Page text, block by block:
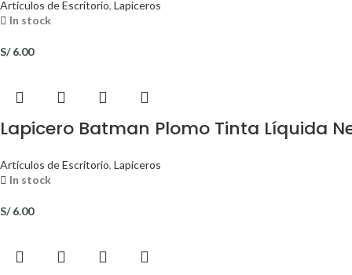
Artículos de Escritorio, Lapiceros
In stock
S/6.00
Lapicero Batman Plomo Tinta Líquida
Artículos de Escritorio, Lapiceros
In stock
S/6.00